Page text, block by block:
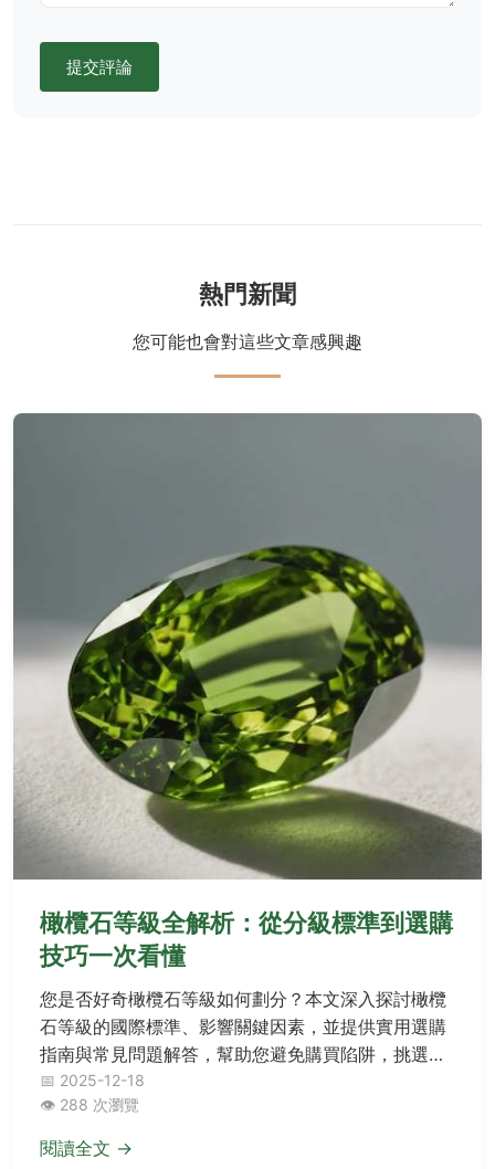
提交評論
熱門新聞
您可能也會對這些文章感興趣
橄欖石等級全解析：從分級標準到選購
技巧一次看懂
您是否好奇橄欖石等級如何劃分？本文深入探討橄欖
石等級的國際標準、影響關鍵因素，並提供實用選購
指南與常見問題解答，幫助您避免購買陷阱，挑選出
高品質的橄欖石寶石。
📅 2025-12-18
👁️ 288 次瀏覽
閱讀全文 →